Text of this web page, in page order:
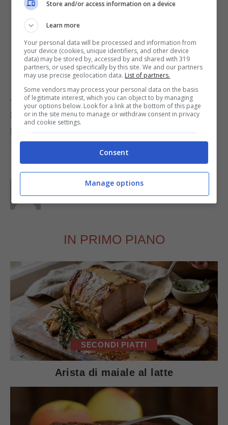
Decorate la torta con ilcioccolato
fondente
raffreddare per 15 minuti prima di
servire.
A piacere potete aggiungere al cioccolato qualche
goccia di Tabasco che lo renderà un pochino
piccante.
Foto diGrace Chan
Waly
IN PRIMO PIANO
SECONDI PIATTI
Arista di maiale al latte
Store and/or access information on a device
Learn more
Your personal data will be processed and information from
your device (cookies, unique identifiers, and other device
data) may be stored by, accessed by and shared with 319
partners, or used specifically by this site. We and our partners
may use precise geolocation data. List of partners.
Some vendors may process your personal data on the basis
of legitimate interest, which you can object to by managing
your options below. Look for a link at the bottom of this page
or in the site menu to manage or withdraw consent in privacy
and cookie settings.
Consent
Manage options